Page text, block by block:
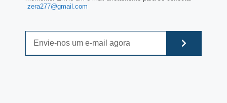
zera277@gmail.com